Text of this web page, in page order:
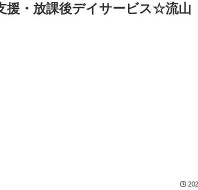
援・放課後デイサービス☆流山